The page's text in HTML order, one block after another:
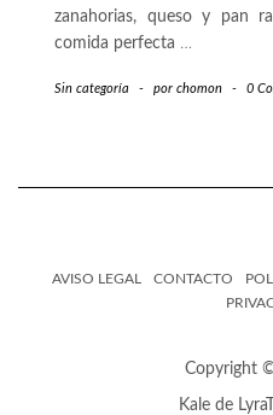
zanahorias, queso y pan
comida perfecta …
Sin categoría - por chomon - 0
AVISO LEGAL CONTACTO
Copyright
Kalede